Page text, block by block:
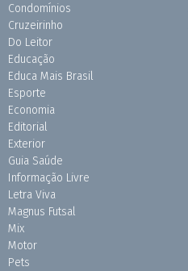
Condomínios
Cruzeirinho
Do Leitor
Educação
Educa Mais Brasil
Esporte
Economia
Editorial
Exterior
Guia Saúde
Informação Livre
Letra Viva
Magnus Futsal
Mix
Motor
Pets